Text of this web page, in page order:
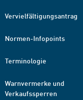
Vervielfältigungsantrag
Normen-Infopoints
Terminologie
Warnvermerke und
Verkaufssperren